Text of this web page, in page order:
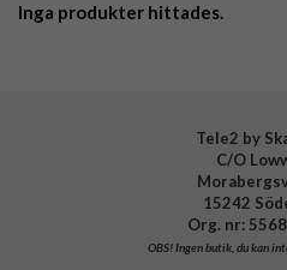
Inga produkter hittades.
Tele2 by
C/O
15242
Org. nr:
OBS!Ingen butik, du kan